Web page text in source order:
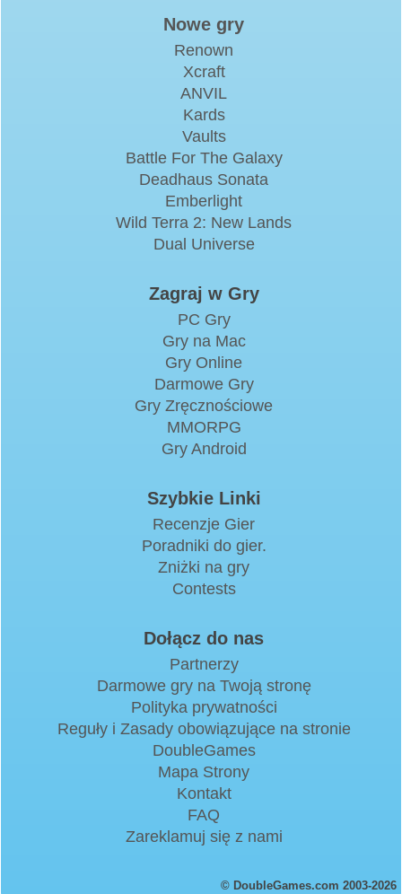
Nowe gry
Renown
Xcraft
ANVIL
Kards
Vaults
Battle For The Galaxy
Deadhaus Sonata
Emberlight
Wild Terra 2: New Lands
Dual Universe
Zagraj w Gry
PC Gry
Gry na Mac
Gry Online
Darmowe Gry
Gry Zręcznościowe
MMORPG
Gry Android
Szybkie Linki
Recenzje Gier
Poradniki do gier.
Zniżki na gry
Contests
Dołącz do nas
Partnerzy
Darmowe gry na Twoją stronę
Polityka prywatności
Reguły i Zasady obowiązujące na stronie
DoubleGames
Mapa Strony
Kontakt
FAQ
Zareklamuj się z nami
© DoubleGames.com 2003-2026